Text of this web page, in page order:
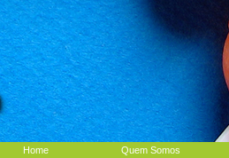
Home Quem Somos